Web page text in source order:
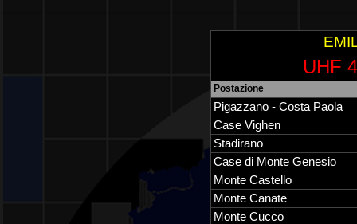
UHF
Postazione
Pigazzano - Costa Paola
Case Vighen
Stadirano
Case di Monte Genesio
Monte Castello
Monte Canate
Monte Cucco